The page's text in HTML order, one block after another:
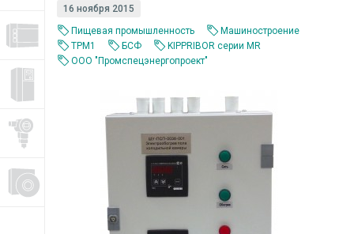
16 ноября 2015
Пищевая промышленность
Машиностроение
ТРМ1
БСФ
KIPPRIBOR серии MR
ООО "Промспецэнергопроект"